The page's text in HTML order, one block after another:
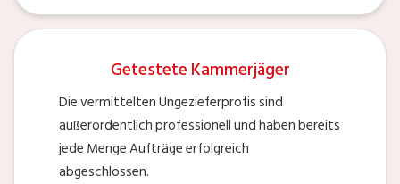
Getestete Kammerjäger
Die vermittelten Ungezieferprofis sind
außerordentlich professionell und haben bereits
jede Menge Aufträge erfolgreich
abgeschlossen.